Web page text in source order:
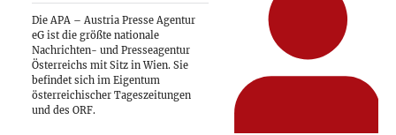
Die APA – Austria Presse Agentur
eG ist die größte nationale
Nachrichten- und Presseagentur
Österreichs mit Sitz in Wien. Sie
befindet sich im Eigentum
österreichischer Tageszeitungen
und des ORF.